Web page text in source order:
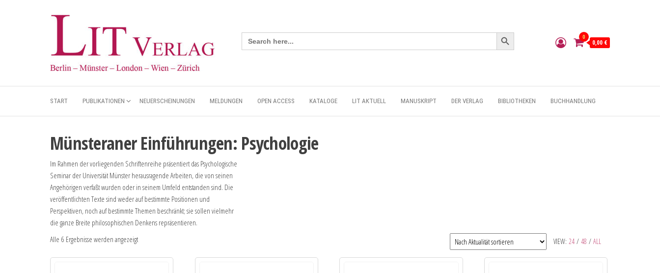
Search
for:
Search Button
0
0,00 €
START PUBLIKATIONEN NEUERSCHEINUNGEN MELDUNGEN OPEN ACCESS KATALOGE LIT AKTUELL MANUSKRIPT DER VERLAG BIBLIOTHEKEN BUCHHANDLUNG
Münsteraner Einführungen: Psychologie
Im Rahmen der vorliegenden Schriftenreihe präsentiert das Psychologische
Seminar der Universität Münster herausragende Arbeiten, die von seinen
Angehörigen verfaßt wurden oder in seinem Umfeld entstanden sind. Die
veröffentlichten Texte sind weder auf bestimmte Positionen und
Perspektiven, noch auf bestimmte Themen beschränkt; sie sollen vielmehr
die ganze Breite philosophischen Denkens repräsentieren.
VIEW: 24 / 48 / ALL
Alle 6 Ergebnisse werden angezeigt